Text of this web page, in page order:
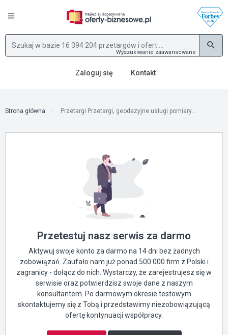
Wyszukiwanie zaawansowane
Zaloguj się Kontakt
Strona główna Przetargi Przetargi, geodezyjne usługi pomiary...
Przetestuj nasz serwis za darmo
Aktywuj swoje konto za darmo na 14 dni bez żadnych
zobowiązań. Zaufało nam już ponad 500 000 firm z Polski i
zagranicy - dołącz do nich. Wystarczy, że zarejestrujesz się w
serwisie oraz potwierdzisz swoje dane z naszym
konsultantem. Po darmowym okresie testowym
skontaktujemy się z Tobą i przedstawimy niezobowiązującą
ofertę kontynuacji współpracy.